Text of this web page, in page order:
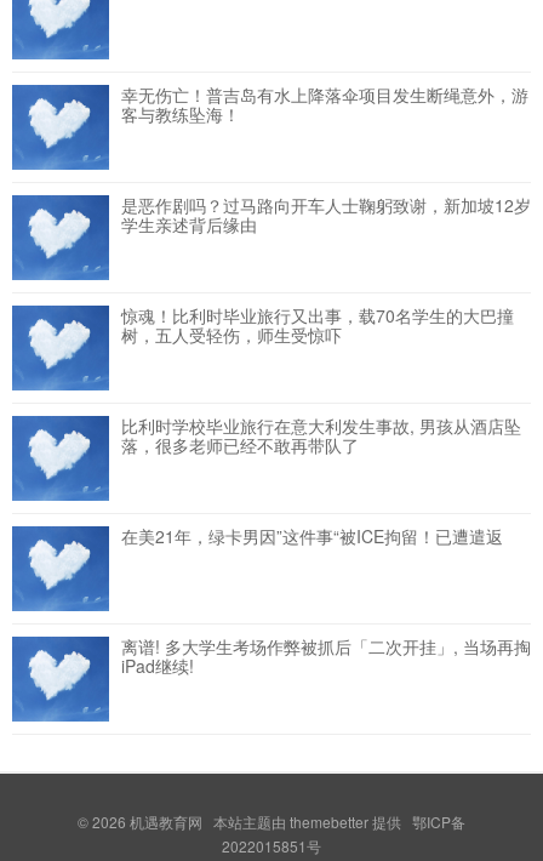
幸无伤亡！普吉岛有水上降落伞项目发生断绳意外，游
客与教练坠海！
是恶作剧吗？过马路向开车人士鞠躬致谢，新加坡12岁
学生亲述背后缘由
惊魂！比利时毕业旅行又出事，载70名学生的大巴撞
树，五人受轻伤，师生受惊吓
比利时学校毕业旅行在意大利发生事故, 男孩从酒店坠
落，很多老师已经不敢再带队了
在美21年，绿卡男因”这件事“被ICE拘留！已遭遣返
离谱! 多大学生考场作弊被抓后「二次开挂」, 当场再掏
iPad继续!
© 2026 机遇教育网 本站主题由 themebetter提供 鄂ICP备
2022015851号